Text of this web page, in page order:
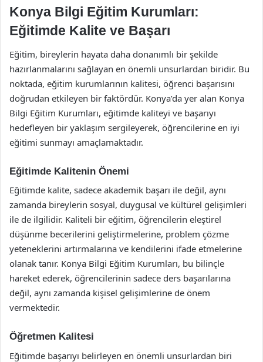
Konya Bilgi Eğitim Kurumları:
Eğitimde Kalite ve Başarı
Eğitim, bireylerin hayata daha donanımlı bir şekilde
hazırlanmalarını sağlayan en önemli unsurlardan biridir. Bu
noktada, eğitim kurumlarının kalitesi, öğrenci başarısını
doğrudan etkileyen bir faktördür. Konya’da yer alan Konya
Bilgi Eğitim Kurumları, eğitimde kaliteyi ve başarıyı
hedefleyen bir yaklaşım sergileyerek, öğrencilerine en iyi
eğitimi sunmayı amaçlamaktadır.
Eğitimde Kalitenin Önemi
Eğitimde kalite, sadece akademik başarı ile değil, aynı
zamanda bireylerin sosyal, duygusal ve kültürel gelişimleri
ile de ilgilidir. Kaliteli bir eğitim, öğrencilerin eleştirel
düşünme becerilerini geliştirmelerine, problem çözme
yeteneklerini artırmalarına ve kendilerini ifade etmelerine
olanak tanır. Konya Bilgi Eğitim Kurumları, bu bilinçle
hareket ederek, öğrencilerinin sadece ders başarılarına
değil, aynı zamanda kişisel gelişimlerine de önem
vermektedir.
Öğretmen Kalitesi
Eğitimde başarıyı belirleyen en önemli unsurlardan biri